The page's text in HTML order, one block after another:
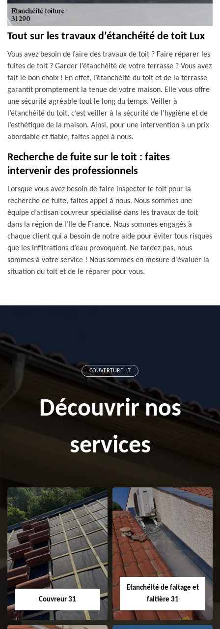
Tout sur les travaux d’étanchéité de toit Lux
Vous avez besoin de faire des travaux de toit ? Faire réparer les
fuites de toit ? Garder l’étanchéité de votre terrasse ? Vous avez
fait le bon choix ! En effet, l’étanchéité du toit et de la terrasse
garantit promptement la tenue de votre maison. Elle vous offre
une sécurité agréable tout le long du temps. Veiller à
l’étanchéité du toit, c’est veiller à la sécurité de l’hygiène et de
l’esthétique de la maison. Ainsi, pour une intervention à un prix
abordable et fiable, faites appel à nous.
Recherche de fuite sur le toit : faites
intervenir des professionnels
Lorsque vous avez besoin de faire inspecter le toit pour la
recherche de fuite, faites appel à nous. Nous sommes une
équipe d’artisan couvreur spécialisé dans les travaux de toit
dans la région de l’Ile de France. Nous sommes engagés à
chaque client qui a besoin de notre aide pour éviter tous risques
que les infiltrations d’eau provoquent. Ne tardez pas, nous
sommes à votre service ! Nous sommes en mesure d'évaluer la
situation du toit et de le réparer pour vous.
COUVERTURE J.T
Découvrir nos
services
Couvreur 31
Etanchéité de faitage et
faitière 31